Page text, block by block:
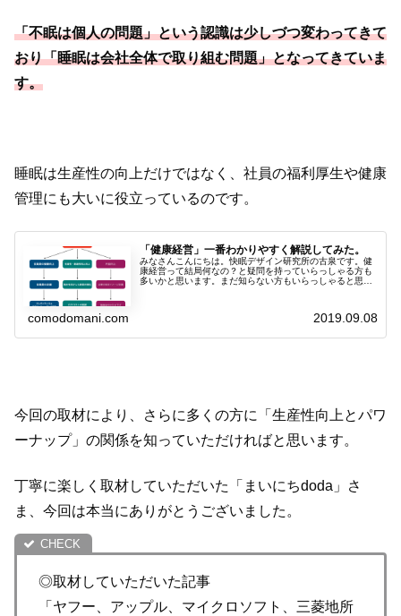
「不眠は個人の問題」という認識は少しづつ変わってきて
おり「睡眠は会社全体で取り組む問題」となってきていま
す。
睡眠は生産性の向上だけではなく、社員の福利厚生や健康
管理にも大いに役立っているのです。
「健康経営」一番わかりやすく解説してみた。
みなさんこんにちは。快眠デザイン研究所の古泉です。健
康経営って結局何なの？と疑問を持っていらっしゃる方も
多いかと思います。まだ知らない方もいらっしゃると思う
comodomani.com 2019.09.08
今回の取材により、さらに多くの方に「生産性向上とパワ
ーナップ」の関係を知っていただければと思います。
丁寧に楽しく取材していただいた「まいにちdoda」さ
ま、今回は本当にありがとうございました。
◎取材していただいた記事
「ヤフー、アップル、マイクロソフト、三菱地所